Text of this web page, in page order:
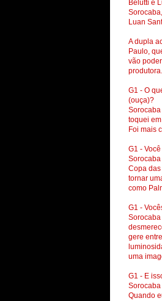
Belutti e
Luan
A dupla
Paulo,
vão
produtora.
G1 - O
(ouça)?
Sorocaba
toquei
Foi mais
G1 -
Copa
tornar
como
G1 -
gere
uma
G1 - E
Quando